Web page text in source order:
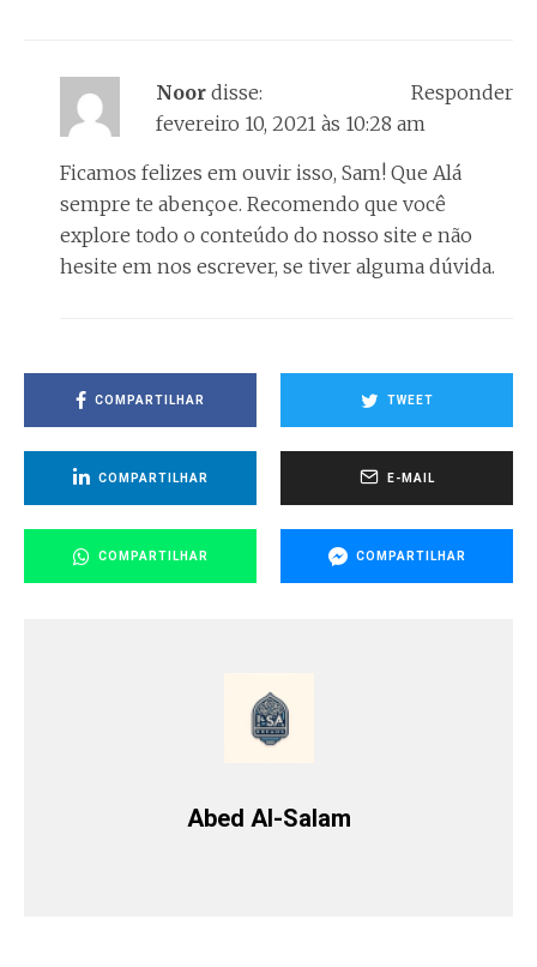
Noor disse:
fevereiro 10, 2021 às 10:28 am
Ficamos felizes em ouvir isso, Sam! Que Alá
sempre te abençoe. Recomendo que você
explore todo o conteúdo do nosso site e não
hesite em nos escrever, se tiver alguma dúvida.
Responder
COMPARTILHAR TWEET
COMPARTILHAR E-MAIL
COMPARTILHAR COMPARTILHAR
Abed Al-Salam